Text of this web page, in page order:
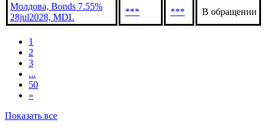
Молдова, Bonds 7.55%
28jul2028, MDL
*** *** В обращении
1
2
3
...
50
»
Показать все